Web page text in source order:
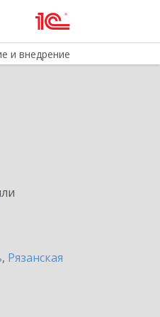
и внедрение
, Рязанская